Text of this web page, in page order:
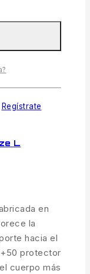
anti-
L
en
la
hacia el
protector
cuerpo más
Regístrate